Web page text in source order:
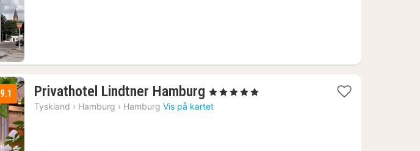
9.1 Privathotel Lindtner Hamburg 1
natt
, 5 Stjerner
Tyskland › Hamburg › Hamburg Vis på kartet